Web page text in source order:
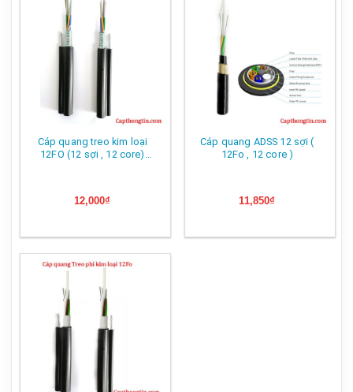
Cáp quang treo kim loại
12FO (12 sợi , 12 core)
12,000₫
Cáp quang ADSS 12 sợi (
12Fo , 12 core )
11,850₫